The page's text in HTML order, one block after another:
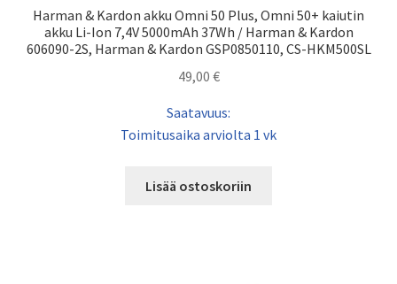
Harman & Kardon akku Omni 50 Plus, Omni 50+ kaiutin
akku Li-Ion 7,4V 5000mAh 37Wh / Harman & Kardon
606090-2S, Harman & Kardon GSP0850110, CS-HKM500SL
49,00 €
Saatavuus:
Toimitusaika arviolta 1 vk
Lisää ostoskoriin